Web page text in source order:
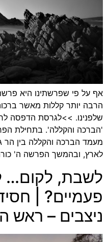
אף על פי שפרשתינו היא
הרבה יותר קללות מאשר
שלפנינו. >>לגרסת הדפסה
'הברכה והקללה'. בתחילת
מעמד הברכה והקללה בין הר
לארץ, ובהמשך הפרשה ה'
לשבת, לקום…
פעמיים? |
ניצבים –